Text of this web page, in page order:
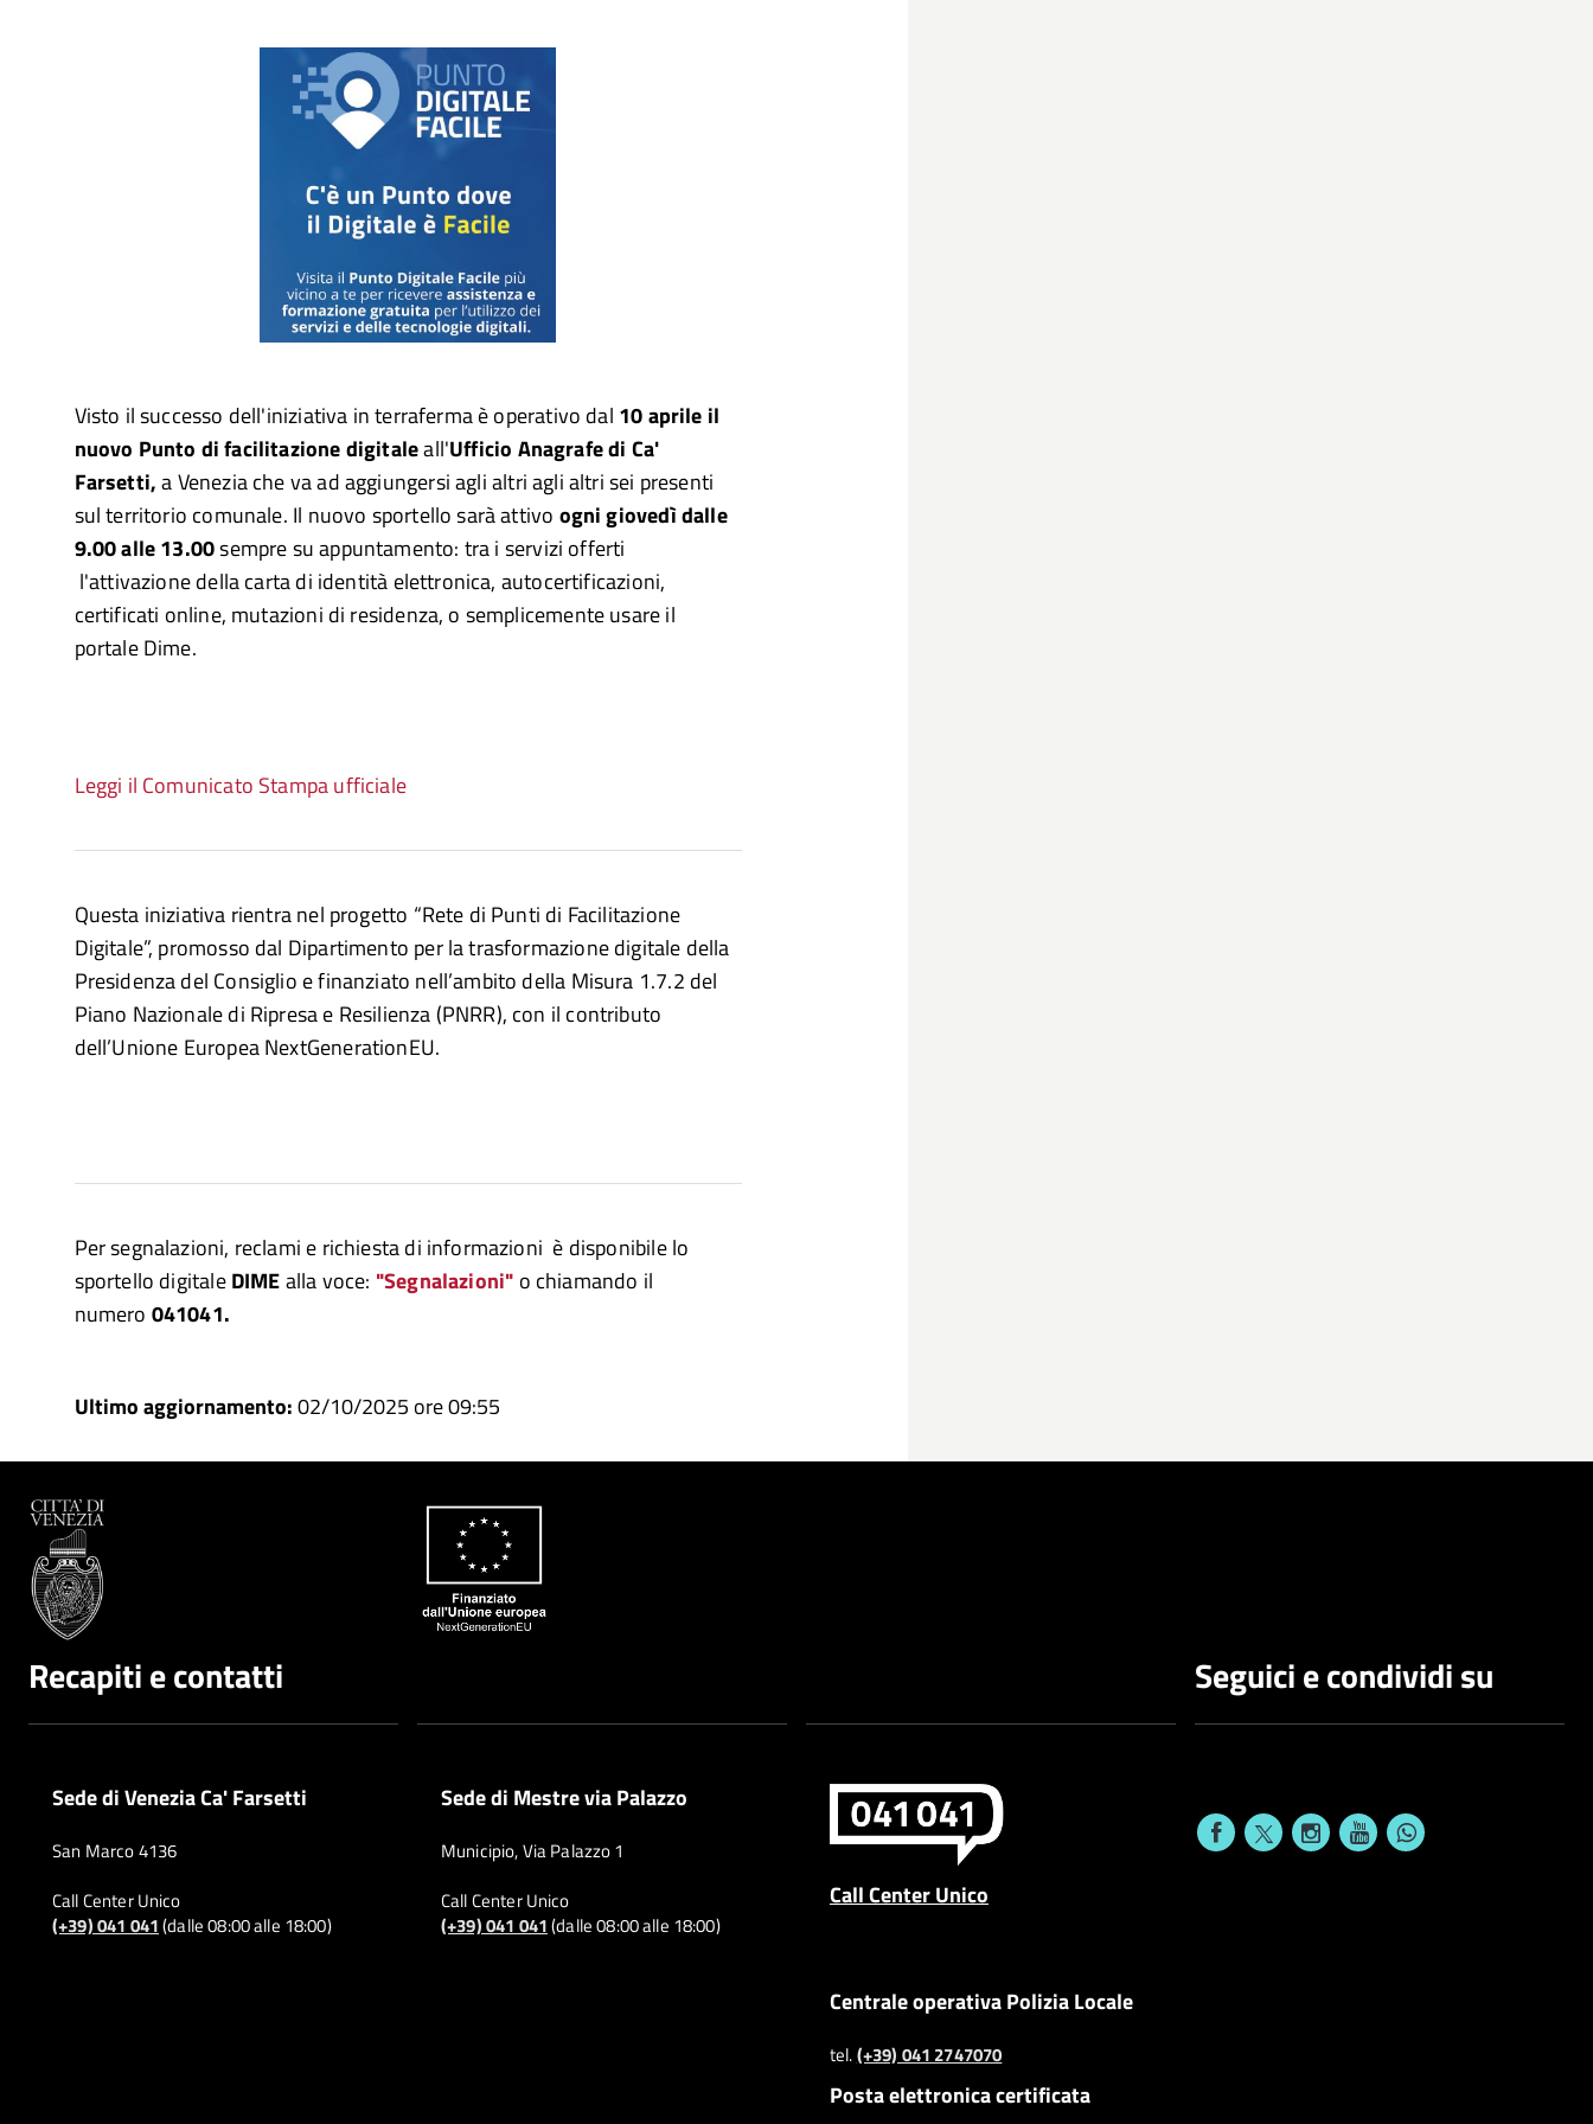
Visto il successo dell'iniziativa in terraferma è operativo dal 10 aprile il
nuovo Punto di facilitazione digitaleall'Ufficio Anagrafe di Ca'
Farsetti,a Venezia che va ad aggiungersi agli altri agli altri sei presenti
sul territorio comunale. Il nuovo sportello sarà attivo ogni giovedì dalle
9.00 alle 13.00sempre su appuntamento: tra i servizi offerti
l'attivazione della carta di identità elettronica, autocertificazioni,
certificati online, mutazioni di residenza, o semplicemente usare il
portale Dime.
Leggi il Comunicato Stampa ufficiale
Questa iniziativa rientra nel progetto “Rete di Punti di Facilitazione
Digitale”, promosso dal Dipartimento per la trasformazione digitale della
Presidenza del Consiglio e finanziato nell’ambito della Misura 1.7.2 del
Piano Nazionale di Ripresa e Resilienza (PNRR), con il contributo
dell’Unione Europea NextGenerationEU.
Per segnalazioni, reclami e richiesta di informazioni è disponibile lo
sportello digitaleDIMEalla voce: "Segnalazioni" o chiamando il
numero 041041.
Ultimo aggiornamento:02/10/2025 ore 09:55
Recapiti e contatti
Sede di Venezia Ca' Farsetti
San Marco 4136
Call Center Unico
(+39) 041 041(dalle 08:00 alle 18:00)
Sede di Mestre via Palazzo
Municipio, Via Palazzo 1
Call Center Unico
(+39) 041 041(dalle 08:00 alle 18:00)
Call Center Unico
Centrale operativa Polizia Locale
tel.(+39) 041 2747070
Posta elettronica certificata
Seguici e condividi su